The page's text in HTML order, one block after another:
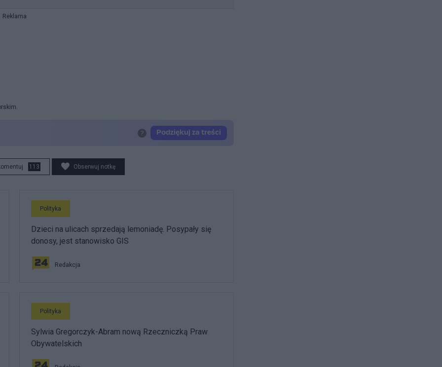
Reklama
113 Obserwuj notkę
Polityka
Dzieci na ulicach sprzedają lemoniadę. Posypały się
donosy, jest stanowisko GIS
Redakcja
Polityka
Sylwia Gregorczyk-Abram nową Rzeczniczką Praw
Obywatelskich